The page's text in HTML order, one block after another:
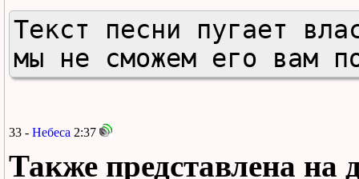
Текст песни пугает
мы не сможем его вам
33 - Небеса 2:37
Также представлена на